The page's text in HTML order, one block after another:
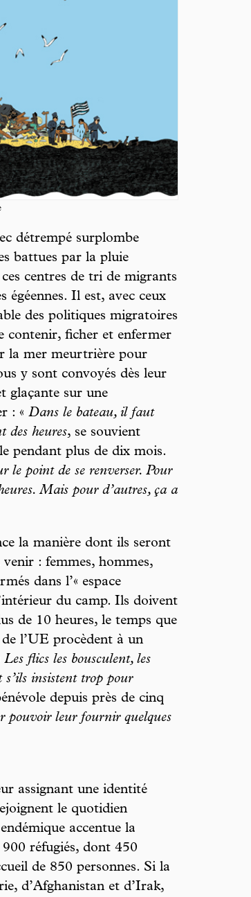
détrempé surplombe
battues par la pluie
centres de tri de migrants
Il est, avec ceux
des politiques migratoires
contenir, ficher et enfermer
la mer meurtrière pour
y sont convoyés dès leur
glaçante sur une
: « Dans le bateau, il faut
des heures, se souvient
pendant plus de dix mois.
le point de se renverser. Pour
Mais pour d’autres, ça a
la manière dont ils seront
: femmes, hommes,
dans l’« espace
du camp. Ils doivent
de 10 heures, le temps que
l’UE procèdent à un
Les flics les bousculent, les
s’ils insistent trop pour
depuis près de cinq
pouvoir leur fournir quelques
assignant une identité
le quotidien
accentue la
réfugiés, dont 450
de 850 personnes. Si la
d’Afghanistan et d’Irak,